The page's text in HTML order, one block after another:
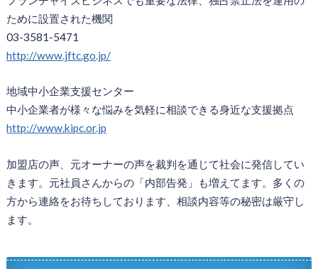
ために設置された機関
03-3581-5471
http://www.jftc.go.jp/
地域中小企業支援センター
中小企業者が様々な悩みを気軽に相談できる身近な支援拠点
http://www.kipc.or.jp
加盟店の声、元オーナーの声を裁判を通じて社会に発信してい
きます。元社員さんからの「内部告発」も増えてます。多くの
方から連絡をお待ちしております、相談内容等の秘密は厳守し
ます。